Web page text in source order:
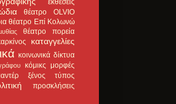
θέατρο OLVIO
θέατρο Επί Κολωνώ
θέατρο πορεία
καταγγελίες
κοινωνικά δίκτυα
κόμικς μορφές
ξένος τύπος
προσκλήσεις